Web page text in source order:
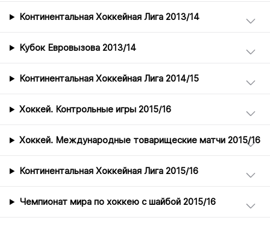
Континентальная Хоккейная Лига 2013/14
Кубок Евровызова 2013/14
Континентальная Хоккейная Лига 2014/15
Хоккей. Контрольные игры 2015/16
Хоккей. Международные товарищеские матчи 2015/16
Континентальная Хоккейная Лига 2015/16
Чемпионат мира по хоккею с шайбой 2015/16